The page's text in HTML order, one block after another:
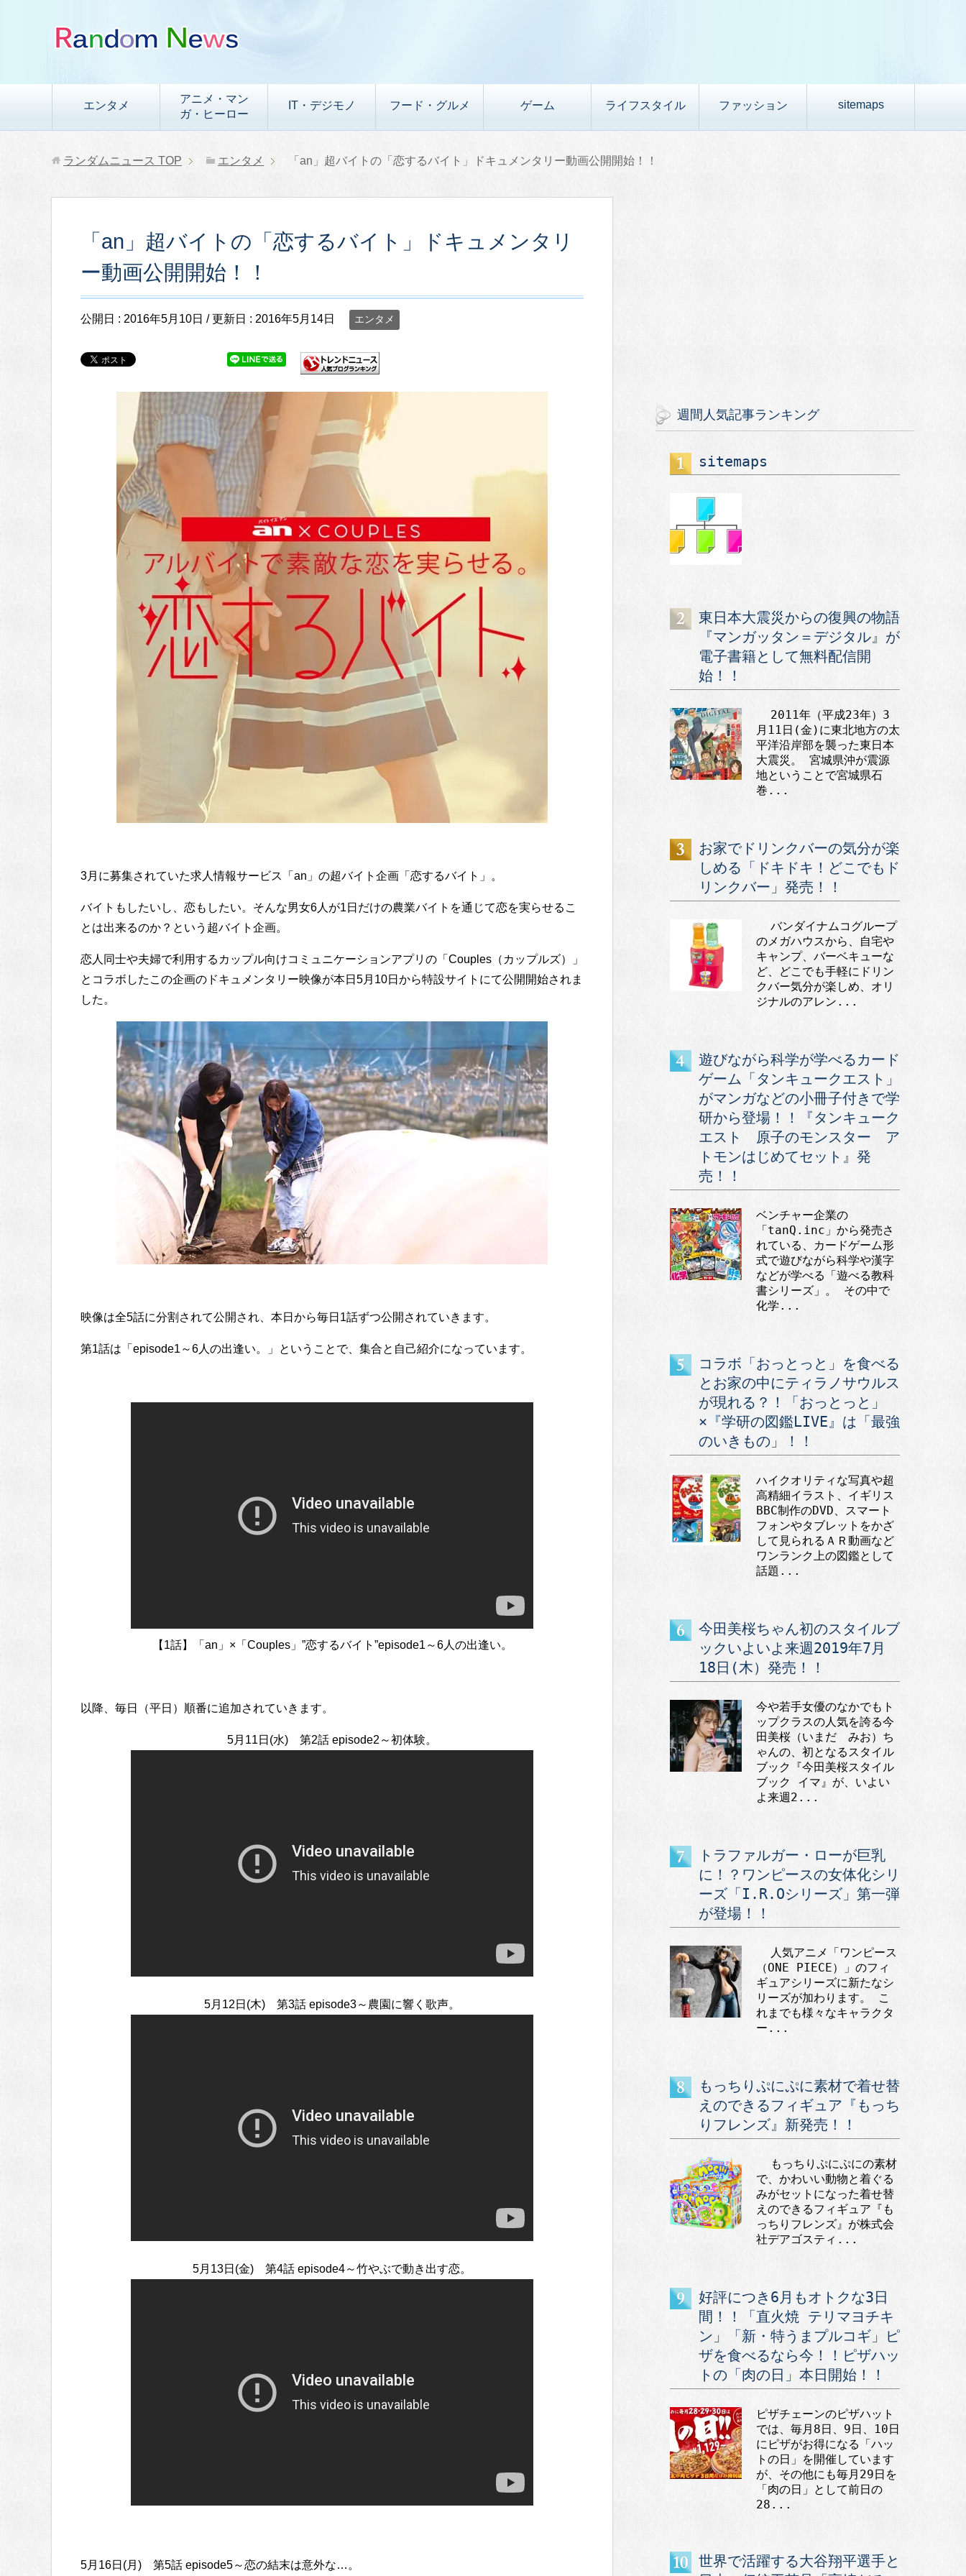
エンタメ
アニメ・マン
ガ・ヒーロー
IT・デジモノ フード・グルメ ゲーム ライフスタイル ファッション sitemaps
ランダムニュース TOP エンタメ 「an」超バイトの「恋するバイト」ドキュメンタリー動画公開開始！！
「an」超バイトの「恋するバイト」ドキュメンタリ
ー動画公開開始！！
公開日 : 2016年5月10日 / 更新日 : 2016年5月14日 エンタメ
3月に募集されていた求人情報サービス「an」の超バイト企画「恋するバイト」。
バイトもしたいし、恋もしたい。そんな男女6人が1日だけの農業バイトを通じて恋を実らせるこ
とは出来るのか？という超バイト企画。
恋人同士や夫婦で利用するカップル向けコミュニケーションアプリの「Couples（カップルズ）」
とコラボしたこの企画のドキュメンタリー映像が本日5月10日から特設サイトにて公開開始されま
した。
映像は全5話に分割されて公開され、本日から毎日1話ずつ公開されていきます。
第1話は「episode1～6人の出逢い。」ということで、集合と自己紹介になっています。
【1話】「an」×「Couples」”恋するバイト”episode1～6人の出逢い。
以降、毎日（平日）順番に追加されていきます。
5月11日(水) 第2話 episode2～初体験。
5月12日(木) 第3話 episode3～農園に響く歌声。
5月13日(金) 第4話 episode4～竹やぶで動き出す恋。
5月16日(月) 第5話 episode5～恋の結末は意外な…。
週間人気記事ランキング
sitemaps
東日本大震災からの復興の物語
『マンガッタン＝デジタル』が
電子書籍として無料配信開
始！！
2011年（平成23年）3
月11日(金)に東北地方の太
平洋沿岸部を襲った東日本
大震災。 宮城県沖が震源
地ということで宮城県石
巻...
お家でドリンクバーの気分が楽
しめる「ドキドキ！どこでもド
リンクバー」発売！！
バンダイナムコグループ
のメガハウスから、自宅や
キャンプ、バーベキューな
ど、どこでも手軽にドリン
クバー気分が楽しめ、オリ
ジナルのアレン...
遊びながら科学が学べるカード
ゲーム「タンキュークエスト」
がマンガなどの小冊子付きで学
研から登場！！『タンキューク
エスト 原子のモンスター ア
トモンはじめてセット』発
売！！
ベンチャー企業の
「tanQ.inc」から発売さ
れている、カードゲーム形
式で遊びながら科学や漢字
などが学べる「遊べる教科
書シリーズ」。 その中で
化学...
コラボ「おっとっと」を食べる
とお家の中にティラノサウルス
が現れる？！「おっとっと」
×『学研の図鑑LIVE』は「最強
のいきもの」！！
ハイクオリティな写真や超
高精細イラスト、イギリス
BBC制作のDVD、スマート
フォンやタブレットをかざ
して見られるＡＲ動画など
ワンランク上の図鑑として
話題...
今田美桜ちゃん初のスタイルブ
ックいよいよ来週2019年7月
18日(木）発売！！
今や若手女優のなかでもト
ップクラスの人気を誇る今
田美桜（いまだ みお）ち
ゃんの、初となるスタイル
ブック『今田美桜スタイル
ブック イマ』が、いよい
よ来週2...
トラファルガー・ローが巨乳
に！？ワンピースの女体化シリ
ーズ「I.R.Oシリーズ」第一弾
が登場！！
人気アニメ「ワンピース
（ONE PIECE）」のフィ
ギュアシリーズに新たなシ
リーズが加わります。 こ
れまでも様々なキャラクタ
ー...
もっちりぷにぷに素材で着せ替
えのできるフィギュア『もっち
りフレンズ』新発売！！
もっちりぷにぷにの素材
で、かわいい動物と着ぐる
みがセットになった着せ替
えのできるフィギュア『も
っちりフレンズ』が株式会
社デアゴスティ...
好評につき6月もオトクな3日
間！！「直火焼 テリマヨチキ
ン」「新・特うまプルコギ」ピ
ザを食べるなら今！！ピザハッ
トの「肉の日」本日開始！！
ピザチェーンのピザハット
では、毎月8日、9日、10日
にピザがお得になる「ハッ
トの日」を開催しています
が、その他にも毎月29日を
「肉の日」として前日の
28...
世界で活躍する大谷翔平選手と